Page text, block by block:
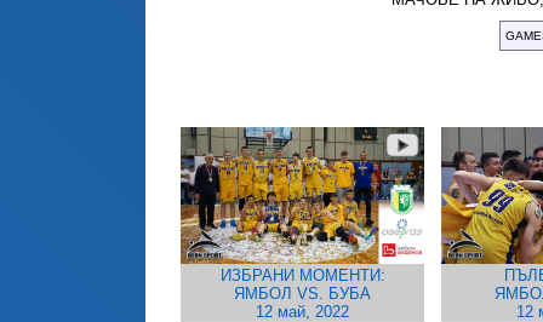
ИЗБРАНИ МОМЕНТИ:
ЯМБОЛ VS. БУБА
12 май, 2022
12